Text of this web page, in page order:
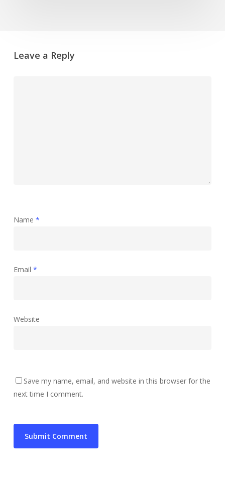
Leave a Reply
Name *
Email *
Website
Save my name, email, and website in this browser for the
next time I comment.